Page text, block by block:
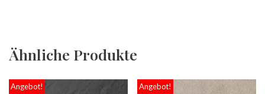
Ähnliche Produkte
Angebot! Angebot!